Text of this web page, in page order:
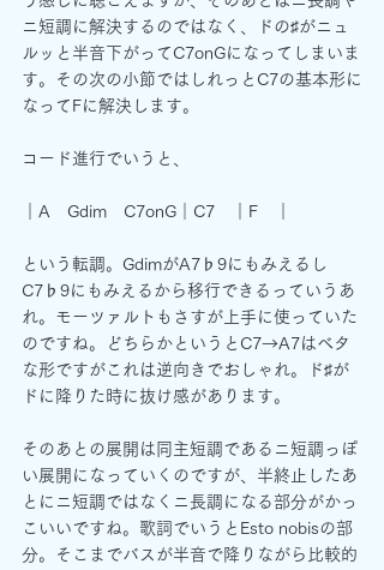
ニ短調に解決するのではなく、ドの♯がニュ
ルッと半音下がってC7onGになってしまいま
す。その次の小節ではしれっとC7の基本形に
なってFに解決します。
コード進行でいうと、
｜A　Gdim　C7onG｜C7　｜F　｜
という転調。GdimがA7♭9にもみえるし
C7♭9にもみえるから移行できるっていうあ
れ。モーツァルトもさすが上手に使っていた
のですね。どちらかというとC7→A7はベタ
な形ですがこれは逆向きでおしゃれ。ド♯が
ドに降りた時に抜け感があります。
そのあとの展開は同主短調であるニ短調っぽ
い展開になっていくのですが、半終止したあ
とにニ短調ではなくニ長調になる部分がかっ
こいいですね。歌詞でいうとEsto nobisの部
分。そこまでバスが半音で降りながら比較的